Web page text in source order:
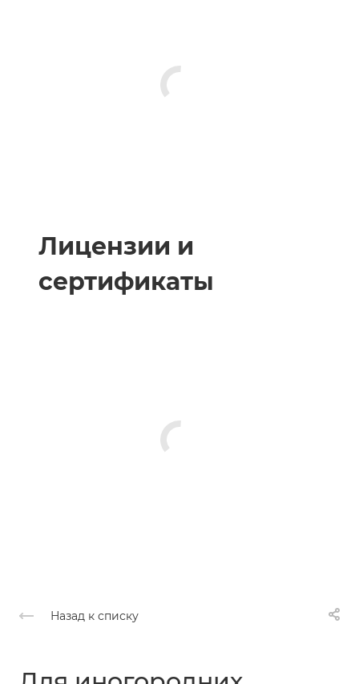
Лицензии и
сертификаты
Назад к списку